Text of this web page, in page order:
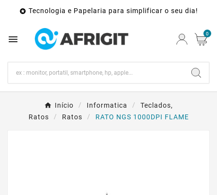
 Tecnologia e Papelaria para simplificar o seu dia!
 0
Início Informatica
Teclados,
Ratos
Ratos RATO NGS 1000DPI FLAME